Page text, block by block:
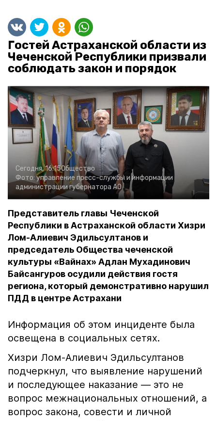
Гостей Астраханской области из
Чеченской Республики призвали
соблюдать закон и порядок
Сегодня, 16:15Общество
Фото: управление пресс-службы и информации
администрации губернатора АО
Представитель главы Чеченской
Республики в Астраханской области Хизри
Лом-Алиевич Эдильсултанов и
председатель Общества чеченской
культуры «Вайнах» Адлан Мухадинович
Байсангуров осудили действия гостя
региона, который демонстративно нарушил
ПДД в центре Астрахани
Информация об этом инциденте была
освещена в социальных сетях.
Хизри Лом-Алиевич Эдильсултанов
подчеркнул, что выявление нарушений
и последующее наказание — это не
вопрос межнациональных отношений, а
вопрос закона, совести и личной